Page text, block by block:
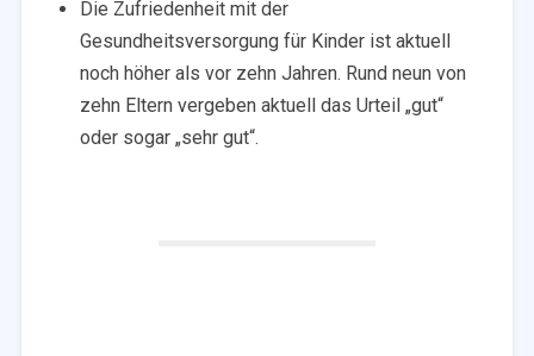
Die Zufriedenheit mit der
Gesundheitsversorgung für Kinder ist aktuell
noch höher als vor zehn Jahren. Rund neun von
zehn Eltern vergeben aktuell das Urteil „gut“
oder sogar „sehr gut“.